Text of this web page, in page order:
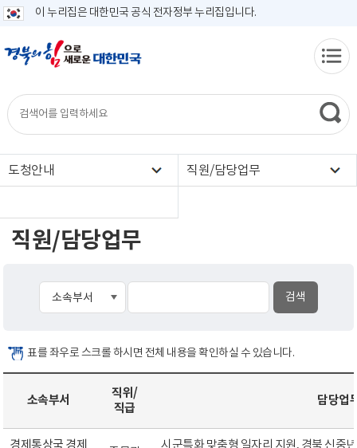
이 누리집은 대한민국 공식 전자정부 누리집입니다.
도청안내 직원/담당업무
직원/담당업무
표를 좌우로 스크롤 하시면 전체 내용을 확인하실 수 있습니다.
소속부서
직위/
직급
담당업
경제통상국 경제
시군특화 맞춤형 일자리 지원, 경북 신중